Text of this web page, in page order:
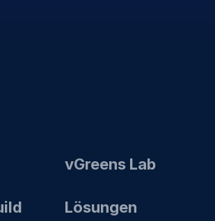
vGreens Lab
Lösungen